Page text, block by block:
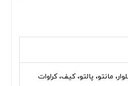
مانتو، پالتو، کیف، کراوات